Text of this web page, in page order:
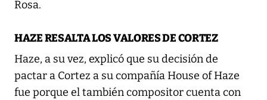
Rosa.
HAZE RESALTA LOS VALORES DE CORTEZ
Haze, a su vez, explicó que su decisión de
pactar a Cortez a su compañía House of Haze
fue porque el también compositor cuenta con